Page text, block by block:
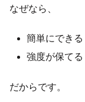
なぜなら、
簡単にでき
強度が保て
だからです。